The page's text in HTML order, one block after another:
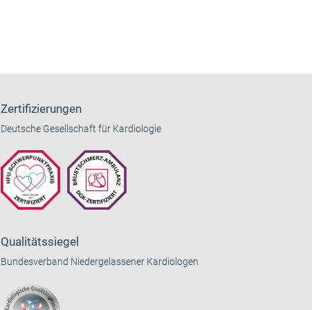
Zertifizierungen
Deutsche Gesellschaft für Kardiologie
Qualitätssiegel
Bundesverband Niedergelassener Kardiologen